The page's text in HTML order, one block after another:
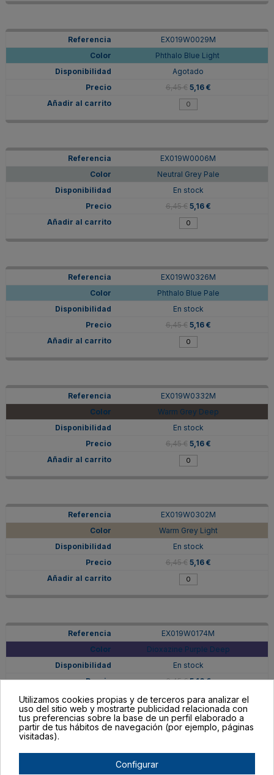
EX019W0029M
Phthalo Blue Light
Agotado
6,45 € 5,16 €
EX019W0006M
Neutral Grey Pale
En stock
6,45 € 5,16 €
EX019W0326M
Phthalo Blue Pale
En stock
6,45 € 5,16 €
EX019W0332M
Warm Grey Deep
En stock
6,45 € 5,16 €
EX019W0302M
Warm Grey Light
En stock
6,45 € 5,16 €
EX019W0174M
Dioxazine Purple Deep
En stock
6,45 € 5,16 €
EX019W0331M
Utilizamos cookies propias y de terceros para analizar el
uso del sitio web y mostrarte publicidad relacionada con
tus preferencias sobre la base de un perfil elaborado a
partir de tus hábitos de navegación (por ejemplo, páginas
visitadas).
Configurar